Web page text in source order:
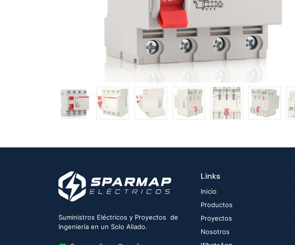
Suministros Eléctricos y Proyectos de
Ingeniería en un Solo Aliado.
Links
Inicio
Productos
Proyectos
Nosotros